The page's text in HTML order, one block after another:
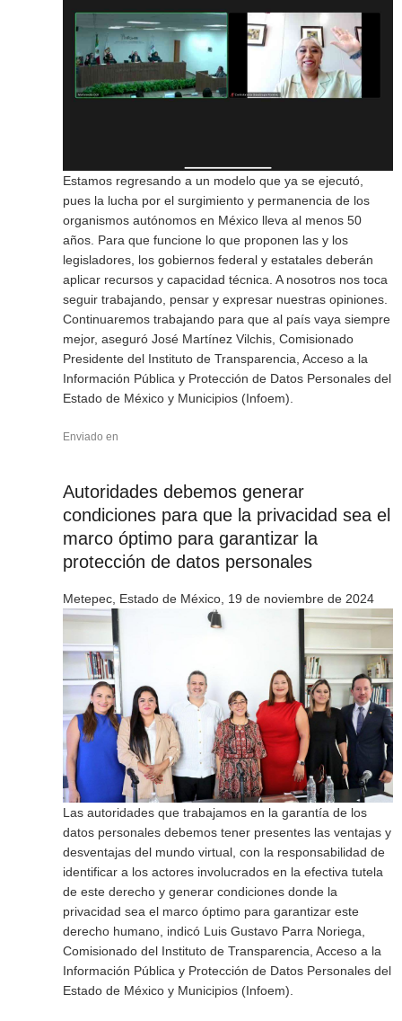
Estamos regresando a un modelo que ya se ejecutó,
pues la lucha por el surgimiento y permanencia de los
organismos autónomos en México lleva al menos 50
años. Para que funcione lo que proponen las y los
legisladores, los gobiernos federal y estatales deberán
aplicar recursos y capacidad técnica. A nosotros nos toca
seguir trabajando, pensar y expresar nuestras opiniones.
Continuaremos trabajando para que al país vaya siempre
mejor, aseguró José Martínez Vilchis, Comisionado
Presidente del Instituto de Transparencia, Acceso a la
Información Pública y Protección de Datos Personales del
Estado de México y Municipios (Infoem).
Enviado en
Autoridades debemos generar
condiciones para que la privacidad sea el
marco óptimo para garantizar la
protección de datos personales
Metepec, Estado de México, 19 de noviembre de 2024
Las autoridades que trabajamos en la garantía de los
datos personales debemos tener presentes las ventajas y
desventajas del mundo virtual, con la responsabilidad de
identificar a los actores involucrados en la efectiva tutela
de este derecho y generar condiciones donde la
privacidad sea el marco óptimo para garantizar este
derecho humano, indicó Luis Gustavo Parra Noriega,
Comisionado del Instituto de Transparencia, Acceso a la
Información Pública y Protección de Datos Personales del
Estado de México y Municipios (Infoem).